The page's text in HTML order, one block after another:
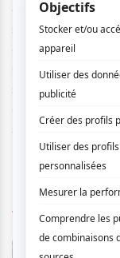
guitares affûtées
sans détour ni
culture béninoise.
Carnegie Hall à
spectacle spécial
d’Afrique,
standards
2